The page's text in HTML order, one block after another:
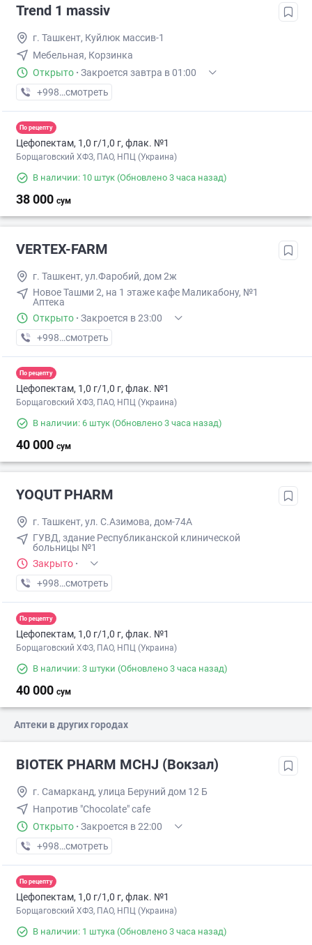
Trend 1 massiv
г. Ташкент, Куйлюк массив-1
Мебельная, Корзинка
Открыто · Закроется завтра в 01:00
+998 (97) XXX-XX-XX
смотреть
По рецепту
Цефопектам, 1,0 г/1,0 г, флак. №1
Борщаговский ХФЗ, ПАО, НПЦ (Украина)
В наличии: 10 штук (Обновлено 3 часа назад)
38 000 сум
VERTEX-FARM
г. Ташкент, ул.Фаробий, дом 2ж
Новое Ташми 2, на 1 этаже кафе Маликабону, №1
Аптека
Открыто · Закроется в 23:00
+998 (99) XXX-XX-XX
смотреть
По рецепту
Цефопектам, 1,0 г/1,0 г, флак. №1
Борщаговский ХФЗ, ПАО, НПЦ (Украина)
В наличии: 6 штук (Обновлено 3 часа назад)
40 000 сум
YOQUT PHARM
г. Ташкент, ул. С.Азимова, дом-74А
ГУВД, здание Республиканской клинической
больницы №1
Закрыто ·
+998 (93) XXX-XX-XX
смотреть
По рецепту
Цефопектам, 1,0 г/1,0 г, флак. №1
Борщаговский ХФЗ, ПАО, НПЦ (Украина)
В наличии: 3 штуки (Обновлено 3 часа назад)
40 000 сум
Аптеки в других городах
BIOTEK PHARM MCHJ (Вокзал)
г. Самарканд, улица Беруний дом 12 Б
Напротив "Chocolate" cafe
Открыто · Закроется в 22:00
+998 (90) XXX-XX-XX
смотреть
По рецепту
Цефопектам, 1,0 г/1,0 г, флак. №1
Борщаговский ХФЗ, ПАО, НПЦ (Украина)
В наличии: 1 штука (Обновлено 3 часа назад)